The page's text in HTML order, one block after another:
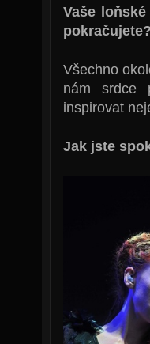
Vaše
Všechno
nám srdce
inspirovat
Jak jste